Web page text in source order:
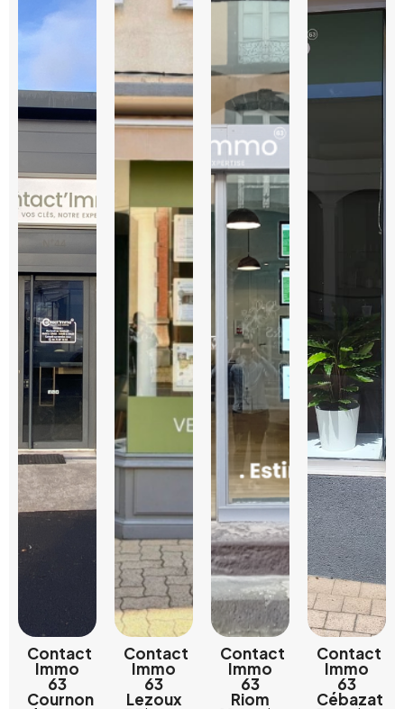
Contact
Immo
63
Cournon
Contact
Immo
63
Lezoux
Contact
Immo
63
Riom
Contact
Immo
63
Cébazat